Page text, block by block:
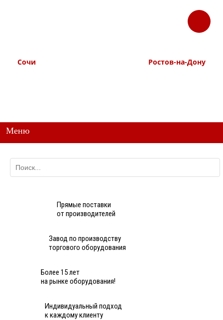
Сочи
ЗАКАЗАТЬ
ЗВОНОК
Ростов-на-Дону
Меню
Прямые поставки
от производителей
Завод по производству
торгового оборудования
Более 15 лет
на рынке оборудования!
Индивидуальный подход
к каждому клиенту